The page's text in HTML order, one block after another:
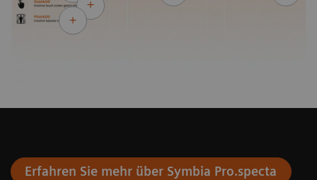
Erfahren Sie mehr über Symbia Pro.specta